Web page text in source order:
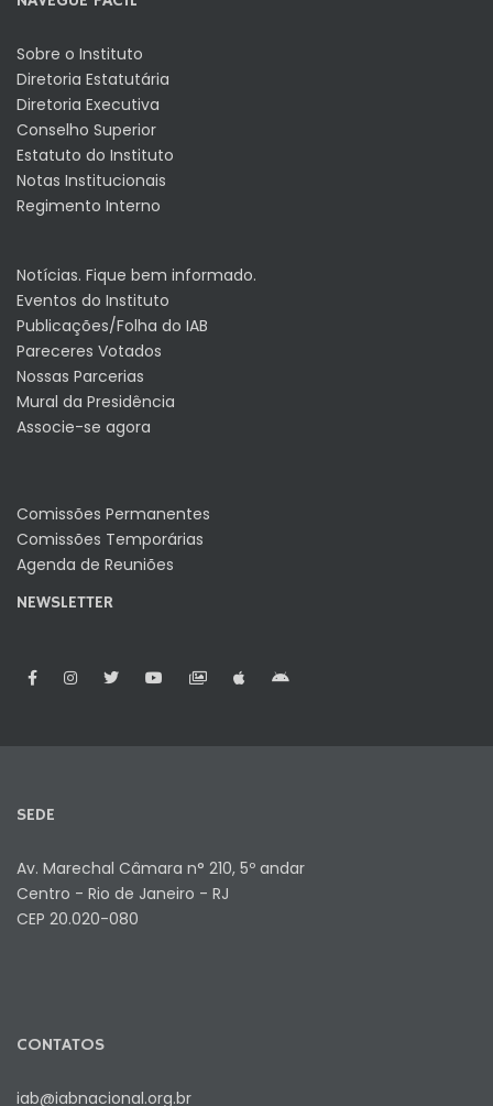
Sobre o Instituto
Diretoria Estatutária
Diretoria Executiva
Conselho Superior
Estatuto do Instituto
Notas Institucionais
Regimento Interno
Notícias. Fique bem informado.
Eventos do Instituto
Publicações/Folha do IAB
Pareceres Votados
Nossas Parcerias
Mural da Presidência
Associe-se agora
Comissões Permanentes
Comissões Temporárias
Agenda de Reuniões
NEWSLETTER
SEDE
Av. Marechal Câmara n° 210, 5º andar
Centro - Rio de Janeiro - RJ
CEP 20.020-080
CONTATOS
iab@iabnacional.org.br